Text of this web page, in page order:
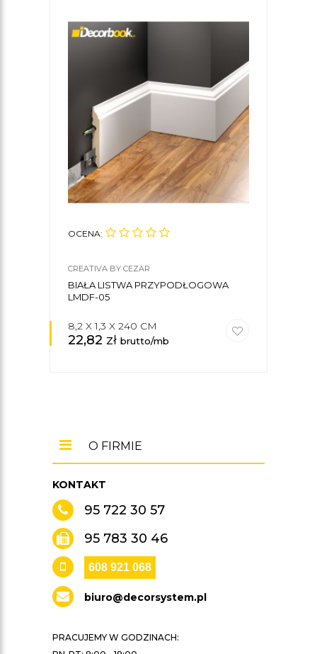
OCENA:
CREATIVA BY CEZAR
BIAŁA LISTWA PRZYPODŁOGOWA
LMDF-05
8,2 X 1,3 X 240 CM
22,82 zł brutto/mb
KONTAKT
95 722 30 57
95 783 30 46
608 921 068
biuro@decorsystem.pl
PRACUJEMY W GODZINACH:
O FIRMIE